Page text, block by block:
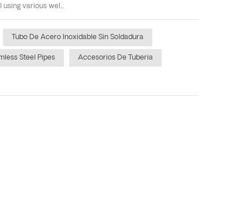
various wel...
Tubo De Acero Inoxidable Sin Soldadura
Steel Pipes Accesorios De Tuberia